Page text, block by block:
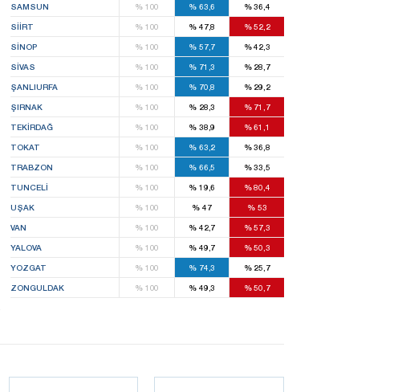
SAMSUN %100 %63,6 %36,4
SIIRT %100 %47,8 %52,2
SINOP %100 %57,7 %42,3
SIVAS %100 %71,3 %28,7
ŞANLIURFA %100 %70,8 %29,2
ŞIRNAK %100 %28,3 %71,7
TEKIRDAĞ %100 %38,9 %61,1
TOKAT %100 %63,2 %36,8
TRABZON %100 %66,5 %33,5
TUNCELI %100 %19,6 %80,4
UŞAK %100 % 47 %53
VAN %100 %42,7 %57,3
YALOVA %100 %49,7 %50,3
YOZGAT %100 %74,3 %25,7
ZONGULDAK %100 %49,3 %50,7